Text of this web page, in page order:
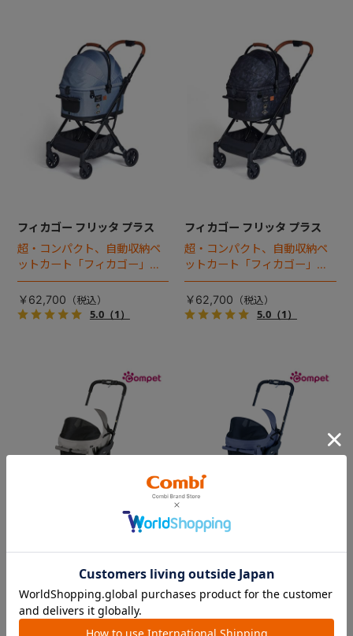
フィカゴー フリッタ プラス
超・コンパクト、自動収納ペ
ットカート「フィカゴー」に
キャビン着脱タイプが新登
場！
￥62,700
5.0（1）
フィカゴー フリッタ プラス
超・コンパクト、自動収納ペ
ットカート「フィカゴー」に
キャビン着脱タイプが新登
場！
￥62,700
5.0（1）
新色登場！幌はファスナー式
でラクラク開閉でき、ワンち
ゃんやネコちゃんの抜け出し
ルファ
新色登場！幌はファスナー式
ゃんやネコちゃんの抜け出し